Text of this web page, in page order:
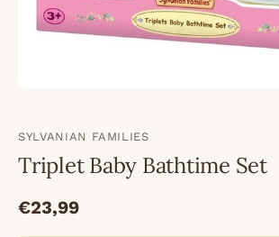
SYLVANIAN FAMILIES
Triplet Baby Bathtime Set
€23,99